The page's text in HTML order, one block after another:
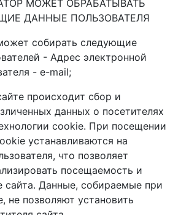
МОЖЕТ ОБРАБАТЫВАТЬ
ДАННЫЕ ПОЛЬЗОВАТЕЛЯ
собирать следующие
- Адрес электронной
- e-mail;
происходит сбор и
данных о посетителях
cookie. При посещении
устанавливаются на
что позволяет
посещаемость и
сайта. Данные, собираемые при
не позволяют установить